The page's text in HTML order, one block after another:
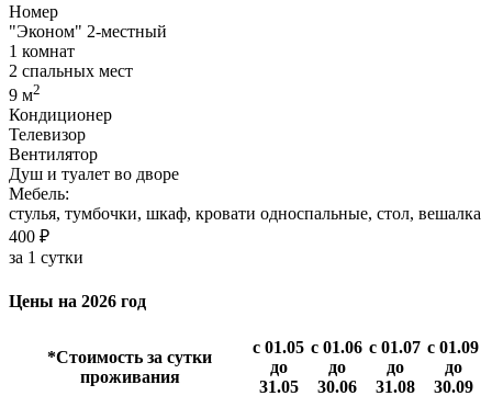
Номер
"Эконом" 2-местный
1 комнат
2 спальных мест
9 м2
Кондиционер
Телевизор
Вентилятор
Душ и туалет во дворе
Мебель:
стулья, тумбочки, шкаф, кровати односпальные, стол, вешалка
400 ₽
за 1 сутки
Цены на 2026 год
*Стоимость за сутки
проживания
с 01.05
до
31.05
с 01.06
до
30.06
с 01.07
до
31.08
с 01.09
до
30.09